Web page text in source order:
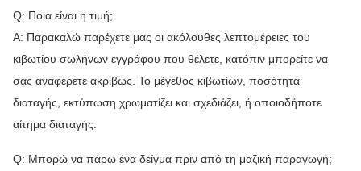
Q: Ποια είναι η τιμή;
Α: Παρακαλώ παρέχετε μας οι ακόλουθες λεπτομέρειες του
κιβωτίου σωλήνων εγγράφου που θέλετε, κατόπιν μπορείτε να
σας αναφέρετε ακριβώς. Το μέγεθος κιβωτίων, ποσότητα
διαταγής, εκτύπωση χρωματίζει και σχεδιάζει, ή οποιοδήποτε
αίτημα διαταγής.
Q: Μπορώ να πάρω ένα δείγμα πριν από τη μαζική παραγωγή;